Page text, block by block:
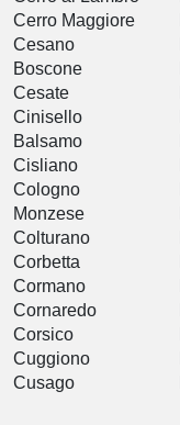
Cerro Maggiore
Cesano
Boscone
Cesate
Cinisello
Balsamo
Cisliano
Cologno
Monzese
Colturano
Corbetta
Cormano
Cornaredo
Corsico
Cuggiono
Cusago